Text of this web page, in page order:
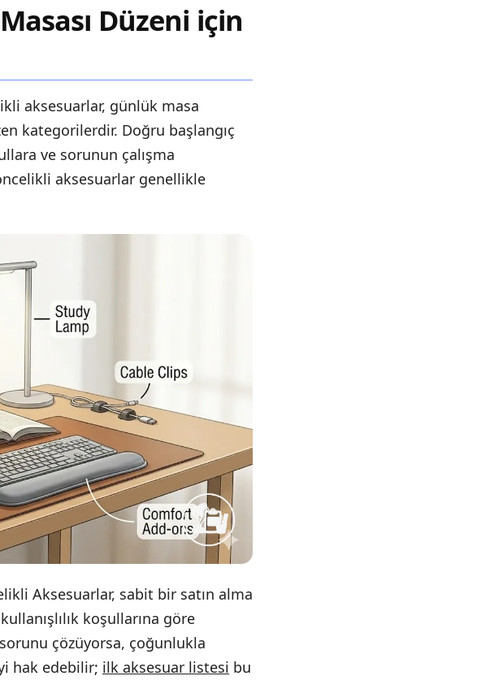
Düzeni için
aksesuarlar, günlük masa
kategorilerdir. Doğru başlangıç
ve sorunun çalışma
aksesuarlar genellikle
Aksesuarlar, sabit bir satın alma
koşullarına göre
çözüyorsa, çoğunlukla
hak edebilir; ilk aksesuar listesi bu